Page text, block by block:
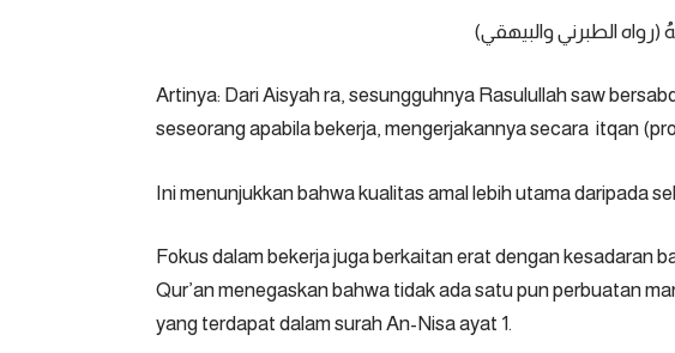
(رواه الطبرني والبيهقي)
Artinya: Dari Aisyah ra, sesungguhnya Rasulullah saw
seseorang apabila bekerja, mengerjakannya secara itqan
Ini menunjukkan bahwa kualitas amal lebih utama daripada
Fokus dalam bekerja juga berkaitan erat dengan kesadaran
Qur’an menegaskan bahwa tidak ada satu pun perbuatan
yang terdapat dalam surah An-Nisa ayat 1.